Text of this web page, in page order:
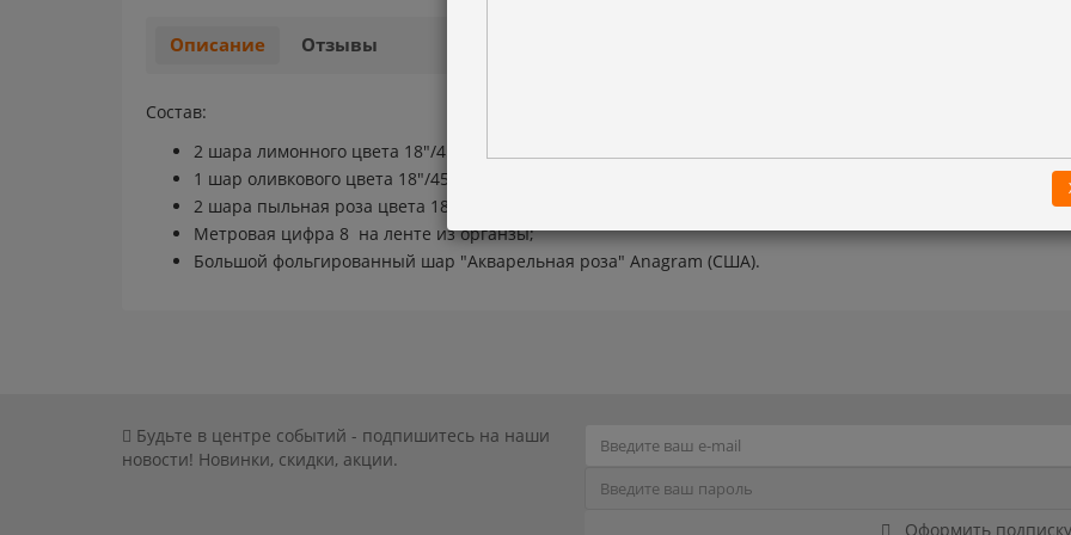
Описание Отзывы
Состав:
2 шара лимонного цвета 18"/45 см на цепочке из маленьких шариков;
1 шар оливкового цвета 18"/45 см на цепочке из маленьких шариков;
2 шара пыльная роза цвета 18"/45 см на цепочке из маленьких шариков ;
Метровая цифра 8 на ленте из органзы;
Большой фольгированный шар "Акварельная роза" Anagram (США).
Будьте в центре событий - подпишитесь на наши
новости! Новинки, скидки, акции.
Оформить подписку